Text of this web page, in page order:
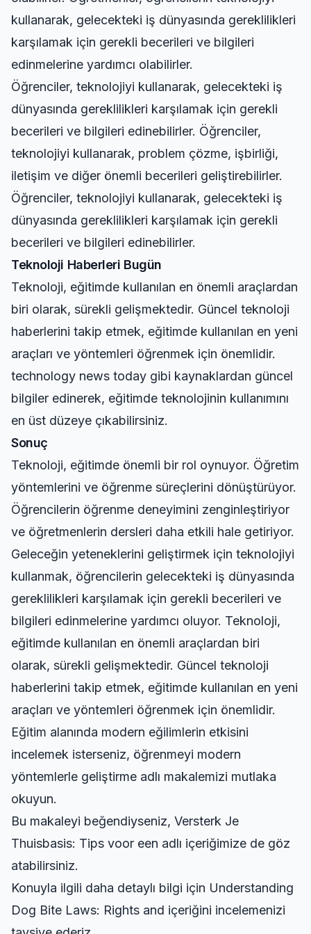
kullanarak, gelecekteki iş dünyasında gereklilikleri
karşılamak için gerekli becerileri ve bilgileri
edinmelerine yardımcı olabilirler.
Öğrenciler, teknolojiyi kullanarak, gelecekteki iş
dünyasında gereklilikleri karşılamak için gerekli
becerileri ve bilgileri edinebilirler. Öğrenciler,
teknolojiyi kullanarak, problem çözme, işbirliği,
iletişim ve diğer önemli becerileri geliştirebilirler.
Öğrenciler, teknolojiyi kullanarak, gelecekteki iş
dünyasında gereklilikleri karşılamak için gerekli
becerileri ve bilgileri edinebilirler.
Teknoloji Haberleri Bugün
Teknoloji, eğitimde kullanılan en önemli araçlardan
biri olarak, sürekli gelişmektedir. Güncel teknoloji
haberlerini takip etmek, eğitimde kullanılan en yeni
araçları ve yöntemleri öğrenmek için önemlidir.
technology news today gibi kaynaklardan güncel
bilgiler edinerek, eğitimde teknolojinin kullanımını
en üst düzeye çıkabilirsiniz.
Sonuç
Teknoloji, eğitimde önemli bir rol oynuyor. Öğretim
yöntemlerini ve öğrenme süreçlerini dönüştürüyor.
Öğrencilerin öğrenme deneyimini zenginleştiriyor
ve öğretmenlerin dersleri daha etkili hale getiriyor.
Geleceğin yeteneklerini geliştirmek için teknolojiyi
kullanmak, öğrencilerin gelecekteki iş dünyasında
gereklilikleri karşılamak için gerekli becerileri ve
bilgileri edinmelerine yardımcı oluyor. Teknoloji,
eğitimde kullanılan en önemli araçlardan biri
olarak, sürekli gelişmektedir. Güncel teknoloji
haberlerini takip etmek, eğitimde kullanılan en yeni
araçları ve yöntemleri öğrenmek için önemlidir.
Eğitim alanında modern eğilimlerin etkisini
incelemek isterseniz, öğrenmeyi modern
yöntemlerle geliştirme adlı makalemizi mutlaka
okuyun.
Bu makaleyi beğendiyseniz, Versterk Je
Thuisbasis: Tips voor een adlı içeriğimize de göz
atabilirsiniz.
Konuyla ilgili daha detaylı bilgi için Understanding
Dog Bite Laws: Rights and içeriğini incelemenizi